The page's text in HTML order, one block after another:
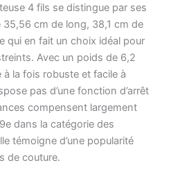
professionnelle pour des
résultats plus rapides. Le
bras libre pratique est
accessible en retirant le
compartiment des
accessoires et vous
permet de surjeter les
poignets, les ourlets du
pantalon et d'autres
coutures circulaires avec
facilité. Coudre des
4 fils se distingue par ses
cm de long, 38,1 cm de
qui en fait un choix idéal pour
Avec un poids de 6,2
à la fois robuste et facile à
pas d’une fonction d’arrêt
compensent largement
dans la catégorie des
témoigne d’une popularité
de couture.